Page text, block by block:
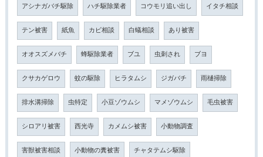
アシナガバチ駆除 ハチ駆除業者 コウモリ追い出し イタチ相談
テン被害 紙魚 カビ相談 白蟻相談 あり被害
オオスズメバチ 蜂駆除業者 ブユ 虫刺され ブヨ
クサカゲロウ 蚊の駆除 ヒラタムシ ジガバチ 雨樋掃除
排水溝掃除 虫特定 小豆ゾウムシ マメゾウムシ 毛虫被害
シロアリ被害 西光寺 カメムシ被害 小動物調査
害獣被害相談 小動物の糞被害 チャタテムシ駆除